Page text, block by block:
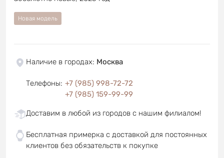
Новая модель
Наличие в городах: Москва
Телефоны: +7 (985) 998-72-72
+7 (985) 159-99-99
Доставим в любой из городов с нашим филиалом!
Бесплатная примерка с доставкой для постоянных
клиентов без обязательств к покупке